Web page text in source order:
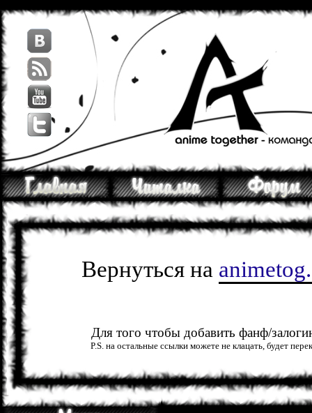
Вернуться на
Для того чтобы добавить фанф/
P.S. на остальные ссылки можете не клацать, будет